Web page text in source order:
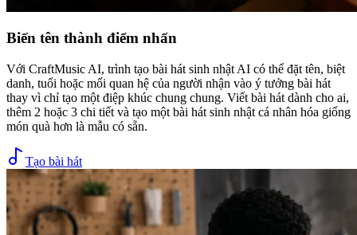
Biến tên thành điểm nhấn
Với CraftMusic AI, trình tạo bài hát sinh nhật AI có thể đặt tên, biệt
danh, tuổi hoặc mối quan hệ của người nhận vào ý tưởng bài hát
thay vì chỉ tạo một điệp khúc chung chung. Viết bài hát dành cho ai,
thêm 2 hoặc 3 chi tiết và tạo một bài hát sinh nhật cá nhân hóa giống
món quà hơn là mẫu có sẵn.
Tạo bài hát